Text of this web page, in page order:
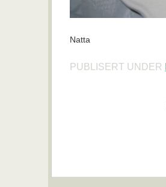
Natta
PUBLISERT UNDER